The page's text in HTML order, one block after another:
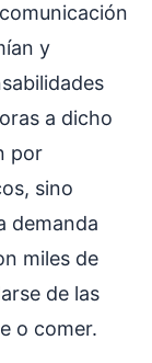
y
a dicho
por
sino
demanda
miles de
de las
o comer.